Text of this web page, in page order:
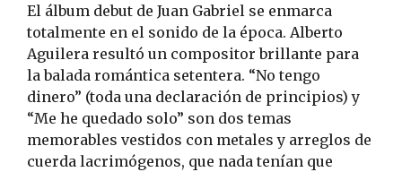
El álbum debut de Juan Gabriel se enmarca
totalmente en el sonido de la época. Alberto
Aguilera resultó un compositor brillante para
la balada romántica setentera. “No tengo
dinero” (toda una declaración de principios) y
“Me he quedado solo” son dos temas
memorables vestidos con metales y arreglos de
cuerda lacrimógenos, que nada tenían que